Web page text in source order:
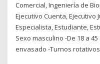
Comercial, Ingeniería de
Ejecutivo Cuenta, Ejecutivo
Especialista, Estudiante,
Sexo masculino -De 18 a
envasado -Turnos rotativos